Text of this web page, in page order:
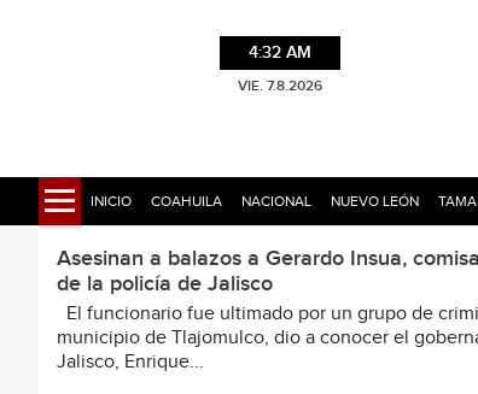
4:32 AM
VIE. 7.8.2026
INICIO COAHUILA NACIONAL NUEVO LEÓN
Asesinan a balazos a Gerardo Insua,
de la policía de Jalisco
El funcionario fue ultimado por un grupo de
municipio de Tlajomulco, dio a conocer el
Jalisco, Enrique...